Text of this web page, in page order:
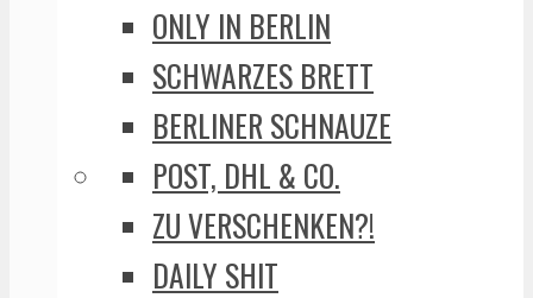
ONLY IN BERLIN
SCHWARZES BRETT
BERLINER SCHNAUZE
POST, DHL & CO.
ZU VERSCHENKEN?!
DAILY SHIT